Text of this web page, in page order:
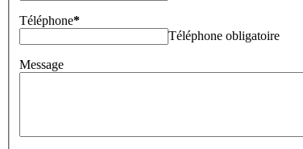
Téléphone*
Téléphone obligatoire
Message